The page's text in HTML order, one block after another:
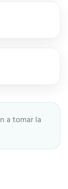
a tomar la